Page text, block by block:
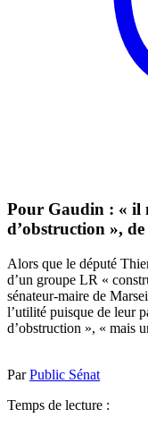
Pour Gaudin : « il
d’obstruction »,
Alors que le député
d’un groupe LR «
sénateur-maire de
l’utilité puisque de leur
d’obstruction », « mais
ParPublic Sénat
Temps de lecture :